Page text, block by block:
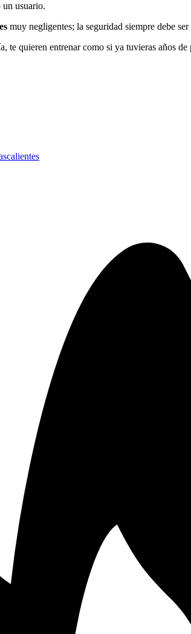
un usuario.
muy negligentes; la seguridad siempre debe
quieren entrenar como si ya tuvieras años